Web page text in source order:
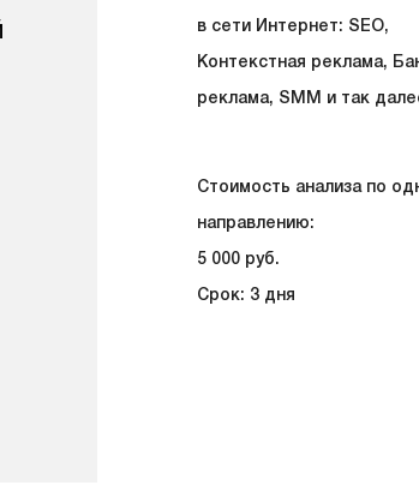
в сети Интернет: SEO,
Контекстная реклама,
реклама, SMM и так
Стоимость анализа по
направлению:
5 000 руб.
Срок: 3 дня